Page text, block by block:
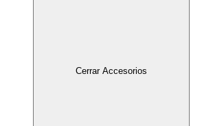
Cerrar Accesorios